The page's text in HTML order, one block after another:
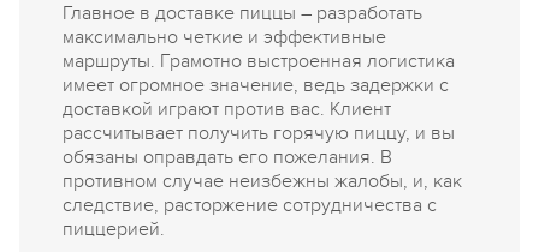
Главное в доставке пиццы – разработать
максимально четкие и эффективные
маршруты. Грамотно выстроенная логистика
имеет огромное значение, ведь задержки с
доставкой играют против вас. Клиент
рассчитывает получить горячую пиццу, и вы
обязаны оправдать его пожелания. В
противном случае неизбежны жалобы, и, как
следствие, расторжение сотрудничества с
пиццерией.